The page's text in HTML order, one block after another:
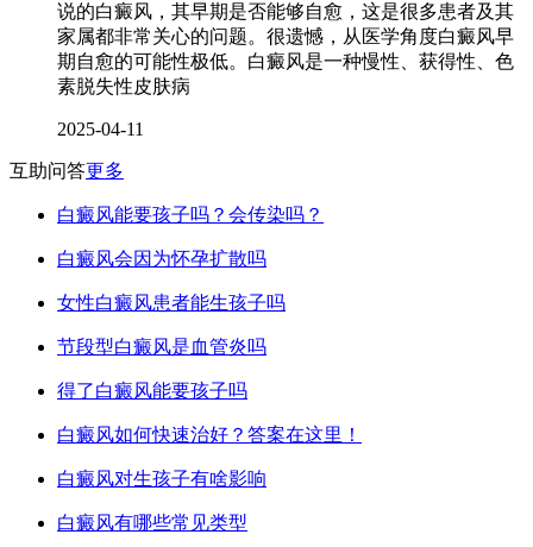
说的白癜风，其早期是否能够自愈，这是很多患者及其
家属都非常关心的问题。很遗憾，从医学角度白癜风早
期自愈的可能性极低。白癜风是一种慢性、获得性、色
素脱失性皮肤病
2025-04-11
互助问答更多
白癜风能要孩子吗？会传染吗？
白癜风会因为怀孕扩散吗
女性白癜风患者能生孩子吗
节段型白癜风是血管炎吗
得了白癜风能要孩子吗
白癜风如何快速治好？答案在这里！
白癜风对生孩子有啥影响
白癜风有哪些常见类型